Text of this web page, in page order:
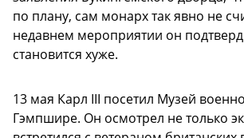
по плану, сам монарх так явно не
недавнем мероприятии он
становится хуже.
13 мая Карл III посетил Музей
Гэмпшире. Он осмотрел не только